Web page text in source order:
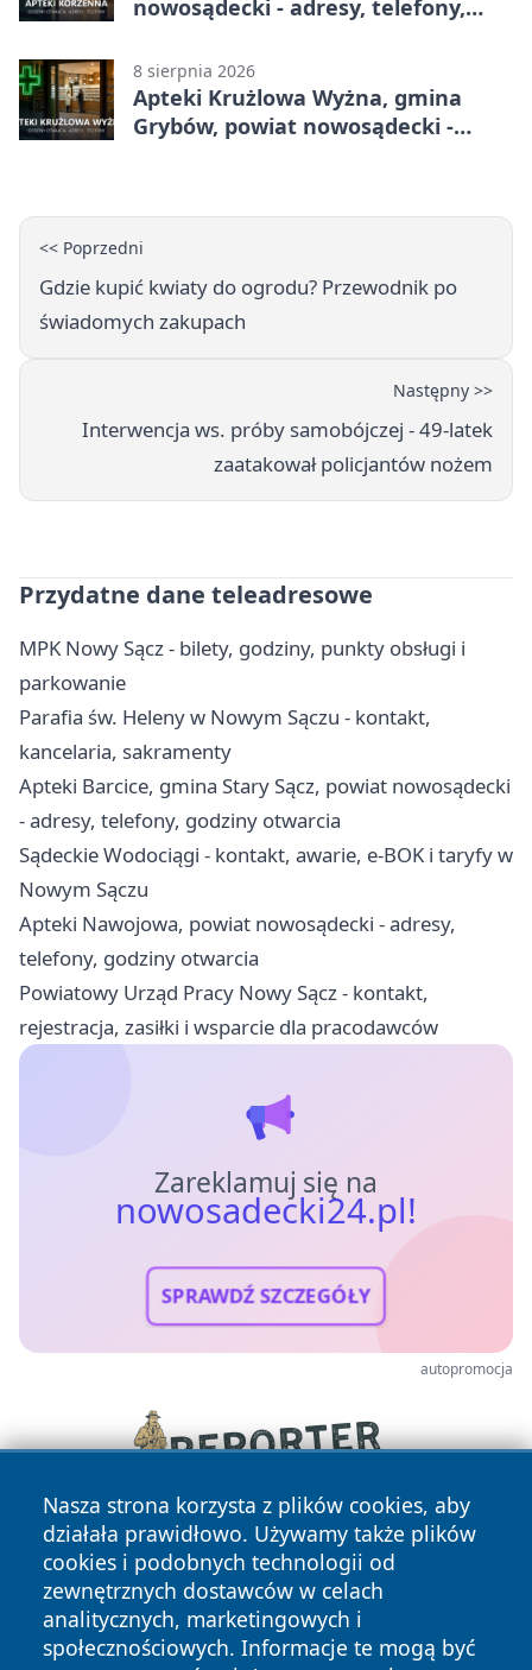
nowosądecki - adresy, telefony,
8 sierpnia 2026
Apteki Krużlowa Wyżna, gmina
Grybów, powiat nowosądecki -
<< Poprzedni
Gdzie kupić kwiaty do ogrodu? Przewodnik po
świadomych zakupach
Następny >>
Interwencja ws. próby samobójczej - 49-latek
zaatakował policjantów nożem
Przydatne dane teleadresowe
MPK Nowy Sącz - bilety, godziny, punkty obsługi i
parkowanie
Parafia św. Heleny w Nowym Sączu - kontakt,
kancelaria, sakramenty
Apteki Barcice, gmina Stary Sącz, powiat nowosądecki
- adresy, telefony, godziny otwarcia
Sądeckie Wodociągi - kontakt, awarie, e-BOK i taryfy w
Nowym Sączu
Apteki Nawojowa, powiat nowosądecki - adresy,
telefony, godziny otwarcia
Powiatowy Urząd Pracy Nowy Sącz - kontakt,
rejestracja, zasiłki i wsparcie dla pracodawców
Zareklamuj się na
nowosadecki24.pl!
SPRAWDŹ SZCZEGÓŁY
autopromocja
Nasza strona korzysta z plików cookies, aby
działała prawidłowo. Używamy także plików
cookies i podobnych technologii od
zewnętrznych dostawców w celach
analitycznych, marketingowych i
społecznościowych. Informacje te mogą być